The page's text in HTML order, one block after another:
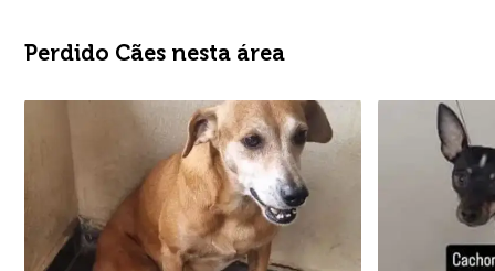
Perdido Cães nesta área